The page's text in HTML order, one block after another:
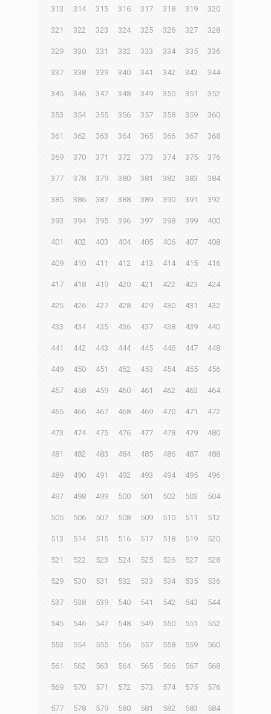
313 314 315 316 317 318 319 320
321 322 323 324 325 326 327 328
329 330 331 332 333 334 335 336
337 338 339 340 341 342 343 344
345 346 347 348 349 350 351 352
353 354 355 356 357 358 359 360
361 362 363 364 365 366 367 368
369 370 371 372 373 374 375 376
377 378 379 380 381 382 383 384
385 386 387 388 389 390 391 392
393 394 395 396 397 398 399 400
401 402 403 404 405 406 407 408
409 410 411 412 413 414 415 416
417 418 419 420 421 422 423 424
425 426 427 428 429 430 431 432
433 434 435 436 437 438 439 440
441 442 443 444 445 446 447 448
449 450 451 452 453 454 455 456
457 458 459 460 461 462 463 464
465 466 467 468 469 470 471 472
473 474 475 476 477 478 479 480
481 482 483 484 485 486 487 488
489 490 491 492 493 494 495 496
497 498 499 500 501 502 503 504
505 506 507 508 509 510 511 512
513 514 515 516 517 518 519 520
521 522 523 524 525 526 527 528
529 530 531 532 533 534 535 536
537 538 539 540 541 542 543 544
545 546 547 548 549 550 551 552
553 554 555 556 557 558 559 560
561 562 563 564 565 566 567 568
569 570 571 572 573 574 575 576
577 578 579 580 581 582 583 584